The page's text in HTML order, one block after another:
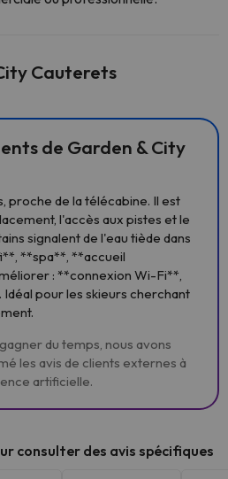
Cauterets
de Garden & City
proche de la télécabine. Il est
l'accès aux pistes et le
signalent de l'eau tiède dans
**spa**, **accueil
: **connexion Wi-Fi**,
pour les skieurs cherchant
du temps, nous avons
les avis de clients externes à
artificielle.
consulter des avis spécifiques